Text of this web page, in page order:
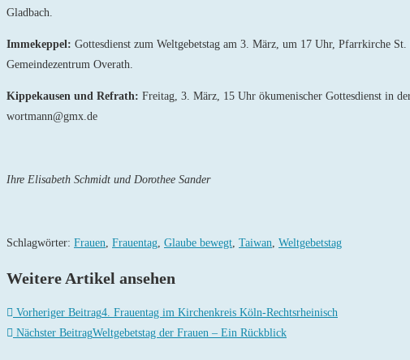
Gladbach.
Immekeppel: Gottesdienst zum Weltgebetstag am 3. März, um 17 Uhr, Pfarrkirche
Gemeindezentrum Overath.
Kippekausen und Refrath: Freitag, 3. März, 15 Uhr ökumenischer Gottesdienst in
wortmann@gmx.de
Ihre Elisabeth Schmidt und Dorothee Sander
Schlagwörter: Frauen, Frauentag, Glaube bewegt, Taiwan, Weltgebetstag
Weitere Artikel ansehen
Vorheriger Beitrag4. Frauentag im Kirchenkreis Köln-Rechtsrheinisch
Nächster BeitragWeltgebetstag der Frauen – Ein Rückblick